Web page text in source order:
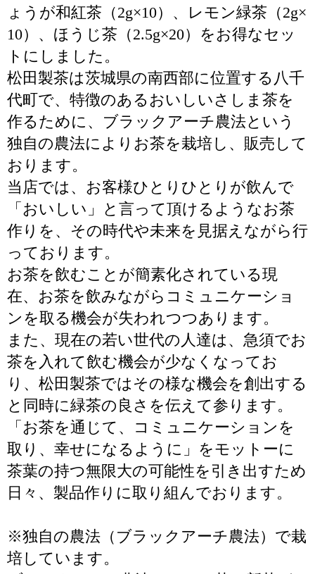
ょうが和紅茶（2g×10）、レモン緑茶（2g×
10）、ほうじ茶（2.5g×20）をお得なセッ
トにしました。
松田製茶は茨城県の南西部に位置する八千
代町で、特徴のあるおいしいさしま茶を
作るために、ブラックアーチ農法という
独自の農法によりお茶を栽培し、販売して
おります。
当店では、お客様ひとりひとりが飲んで
「おいしい」と言って頂けるようなお茶
作りを、その時代や未来を見据えながら行
っております。
お茶を飲むことが簡素化されている現
在、お茶を飲みながらコミュニケーショ
ンを取る機会が失われつつあります。
また、現在の若い世代の人達は、急須でお
茶を入れて飲む機会が少なくなってお
り、松田製茶ではその様な機会を創出する
と同時に緑茶の良さを伝えて参ります。
「お茶を通じて、コミュニケーションを
取り、幸せになるように」をモットーに
茶葉の持つ無限大の可能性を引き出すため
日々、製品作りに取り組んでおります。
※独自の農法（ブラックアーチ農法）で栽
培しています。